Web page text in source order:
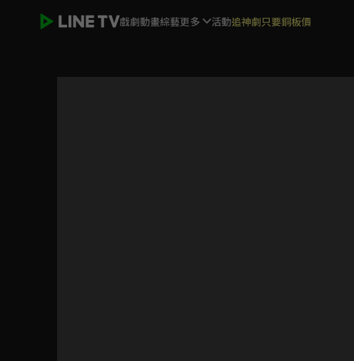
戲劇動畫綜藝更多 活動追神劇只要銅板價